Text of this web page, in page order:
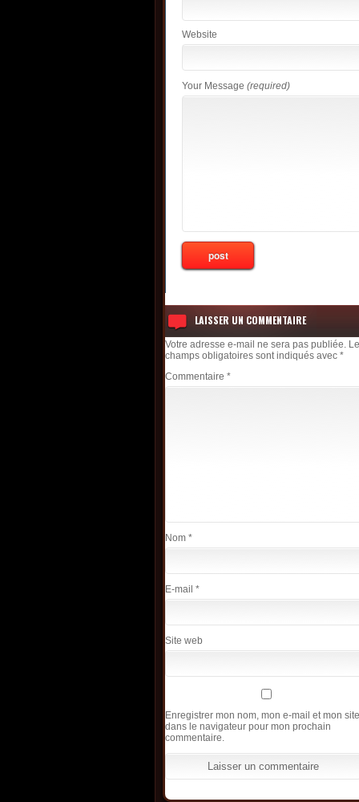
Website
Your Message (required)
LAISSER UN COMMENTAIRE
Votre adresse e-mail ne sera pas publiée.
champs obligatoires sont indiqués avec *
Commentaire *
Nom *
E-mail *
Site web
Enregistrer mon nom, mon e-mail et mon site
dans le navigateur pour mon prochain
commentaire.